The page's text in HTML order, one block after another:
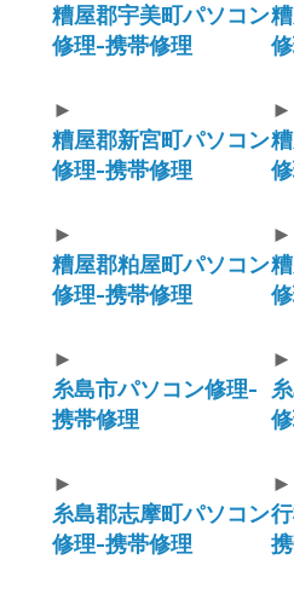
糟屋郡宇美町パソコン
修理-携帯修理
►
糟屋郡新宮町パソコン
修理-携帯修理
►
►
糟屋郡粕屋町パソコン
修理-携帯修理
►
►
糸島市パソコン修理-
携帯修理
►
►
糸島郡志摩町パソコン
修理-携帯修理
►